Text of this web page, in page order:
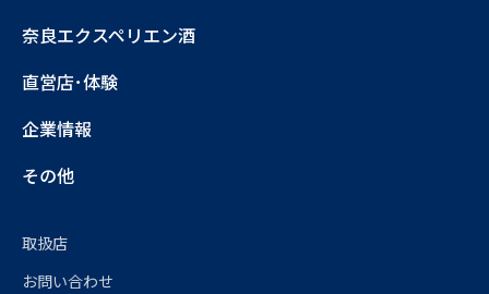
奈良エクスペリエン酒
直営店･体験
企業情報
その他
取扱店
お問い合わせ